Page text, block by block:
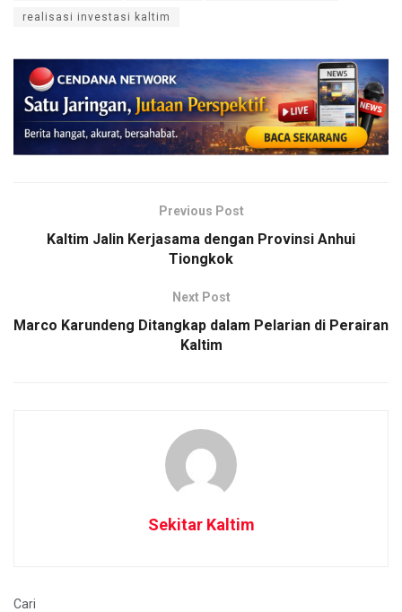
realisasi investasi kaltim
Previous Post
Kaltim Jalin Kerjasama dengan Provinsi Anhui
Tiongkok
Next Post
Marco Karundeng Ditangkap dalam Pelarian di Perairan
Kaltim
Sekitar Kaltim
Cari